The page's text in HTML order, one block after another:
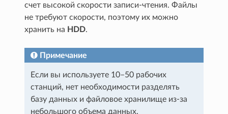
счет высокой скорости записи-чтения. Файлы
не требуют скорости, поэтому их можно
хранить на HDD.
Примечание
Если вы используете 10–50 рабочих
станций, нет необходимости разделять
базу данных и файловое хранилище из-за
небольшого объема данных.